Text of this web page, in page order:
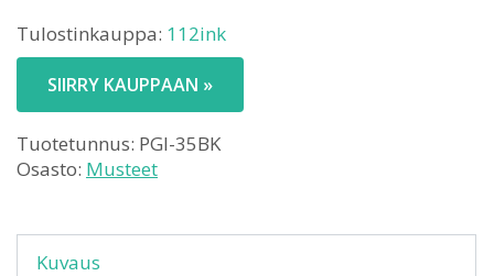
Tulostinkauppa: 112ink
SIIRRY KAUPPAAN »
Tuotetunnus: PGI-35BK
Osasto: Musteet
Kuvaus